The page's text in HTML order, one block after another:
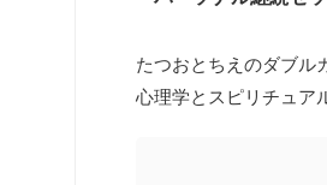
たつおとちえのダブル
心理学とスピリチュア